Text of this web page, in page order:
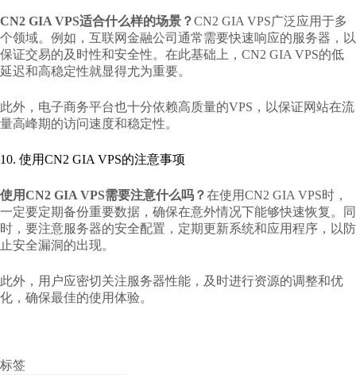
CN2 GIA VPS适合什么样的场景？CN2 GIA VPS广泛应用于多
个领域。例如，互联网金融公司通常需要快速响应的服务器，以
保证交易的及时性和安全性。在此基础上，CN2 GIA VPS的低
延迟和高稳定性就显得尤为重要。
此外，电子商务平台也十分依赖高质量的VPS，以保证网站在流
量高峰期的访问速度和稳定性。
10. 使用CN2 GIA VPS的注意事项
使用CN2 GIA VPS需要注意什么吗？在使用CN2 GIA VPS时，
一定要定期备份重要数据，确保在意外情况下能够快速恢复。同
时，要注意服务器的安全配置，定期更新系统和应用程序，以防
止安全漏洞的出现。
此外，用户应密切关注服务器性能，及时进行资源的调整和优
化，确保最佳的使用体验。
标签